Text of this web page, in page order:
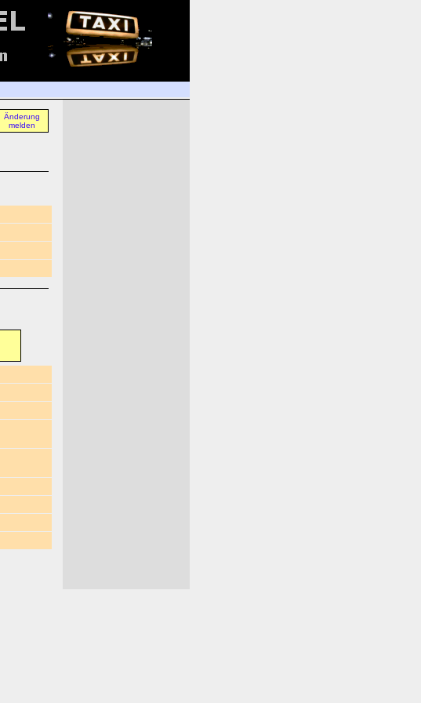
Änderung
melden